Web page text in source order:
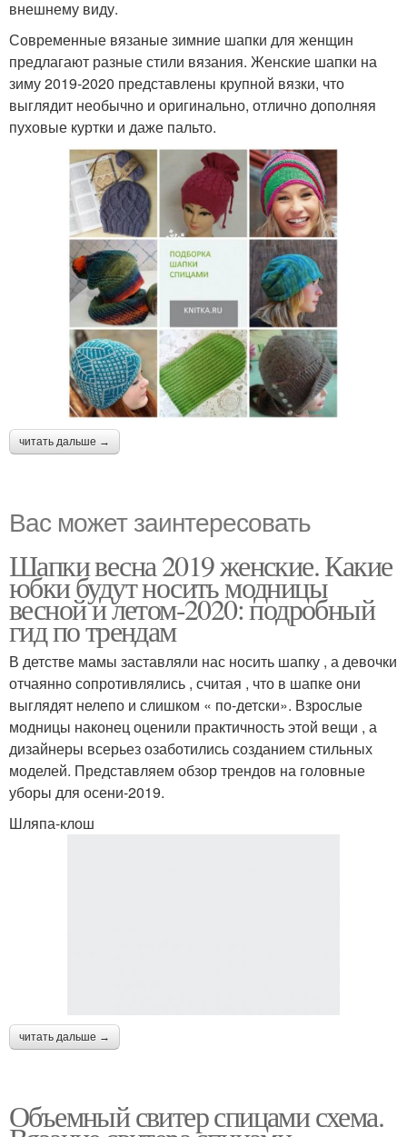
внешнему виду.
Современные вязаные зимние шапки для женщин
предлагают разные стили вязания. Женские шапки на
зиму 2019-2020 представлены крупной вязки, что
выглядит необычно и оригинально, отлично дополняя
пуховые куртки и даже пальто.
читать дальше →
Вас может заинтересовать
Шапки весна 2019 женские. Какие
юбки будут носить модницы
весной и летом-2020: подробный
гид по трендам
В детстве мамы заставляли нас носить шапку , а девочки
отчаянно сопротивлялись , считая , что в шапке они
выглядят нелепо и слишком « по-детски». Взрослые
модницы наконец оценили практичность этой вещи , а
дизайнеры всерьез озаботились созданием стильных
моделей. Представляем обзор трендов на головные
уборы для осени-2019.
Шляпа-клош
читать дальше →
Объемный свитер спицами схема.